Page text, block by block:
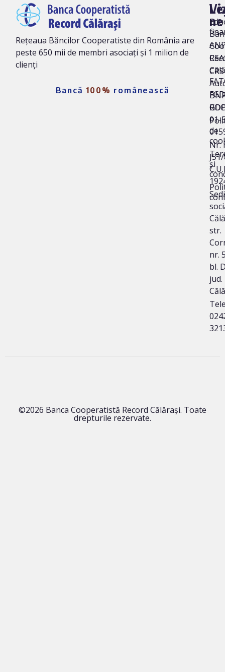
Rețeaua Băncilor Cooperatiste din România are
peste 650 mii de membri asociați și 1 milion de
clienți
Bancă 100% românească
ne
01-
Nr.
str.
nr.
bl.
jud.
de
și
©2026 Banca Cooperatistă Record Călărași. Toate
drepturile rezervate.